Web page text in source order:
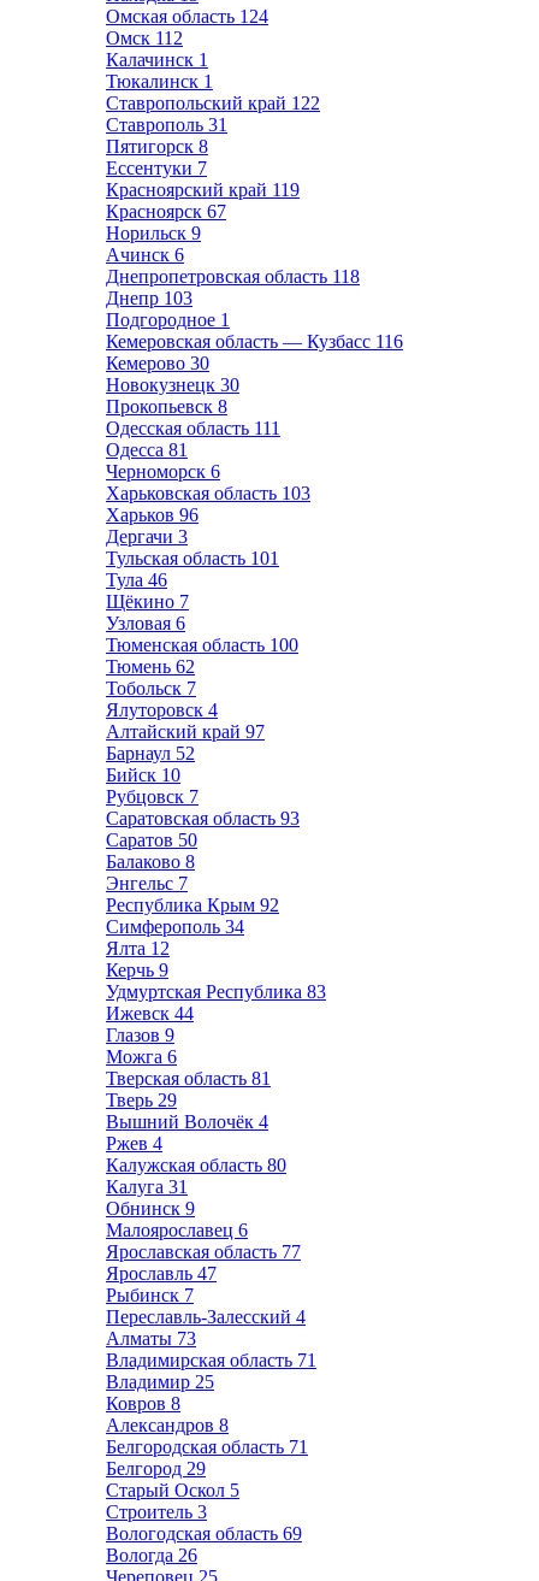
Омская область 124
Омск 112
Калачинск 1
Тюкалинск 1
Ставропольский край 122
Ставрополь 31
Пятигорск 8
Ессентуки 7
Красноярский край 119
Красноярск 67
Норильск 9
Ачинск 6
Днепропетровская область 118
Днепр 103
Подгородное 1
Кемеровская область — Кузбасс 116
Кемерово 30
Новокузнецк 30
Прокопьевск 8
Одесская область 111
Одесса 81
Черноморск 6
Харьковская область 103
Харьков 96
Дергачи 3
Тульская область 101
Тула 46
Щёкино 7
Узловая 6
Тюменская область 100
Тюмень 62
Тобольск 7
Ялуторовск 4
Алтайский край 97
Барнаул 52
Бийск 10
Рубцовск 7
Саратовская область 93
Саратов 50
Балаково 8
Энгельс 7
Республика Крым 92
Симферополь 34
Ялта 12
Керчь 9
Удмуртская Республика 83
Ижевск 44
Глазов 9
Можга 6
Тверская область 81
Тверь 29
Вышний Волочёк 4
Ржев 4
Калужская область 80
Калуга 31
Обнинск 9
Малоярославец 6
Ярославская область 77
Ярославль 47
Рыбинск 7
Переславль-Залесский 4
Алматы 73
Владимирская область 71
Владимир 25
Ковров 8
Александров 8
Белгородская область 71
Белгород 29
Старый Оскол 5
Строитель 3
Вологодская область 69
Вологда 26
Череповец 25